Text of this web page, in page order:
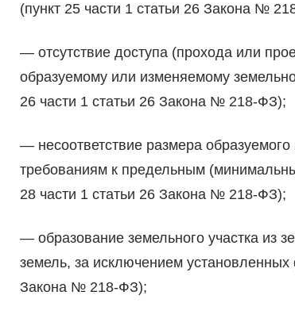
(пункт 25 части 1 статьи 26 Закона №
— отсутствие доступа (прохода или
образуемому или изменяемому
26 части 1 статьи 26 Закона № 218-ФЗ);
— несоответствие размера
требованиям к предельным
28 части 1 статьи 26 Закона № 218-ФЗ);
— образование земельного участка из
земель, за исключением
Закона № 218-ФЗ);